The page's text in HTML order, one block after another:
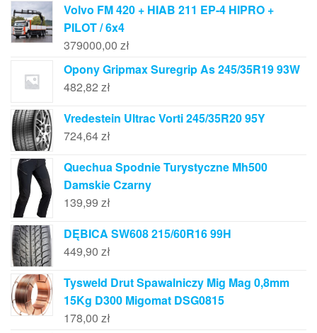
Volvo FM 420 + HIAB 211 EP-4 HIPRO +
PILOT / 6x4
379000,00 zł
Opony Gripmax Suregrip As 245/35R19 93W
482,82 zł
Vredestein Ultrac Vorti 245/35R20 95Y
724,64zł
Quechua Spodnie Turystyczne Mh500
Damskie Czarny
139,99 zł
DĘBICA SW608 215/60R16 99H
449,90 zł
Tysweld Drut Spawalniczy Mig Mag 0,8mm
15Kg D300 Migomat DSG0815
178,00 zł